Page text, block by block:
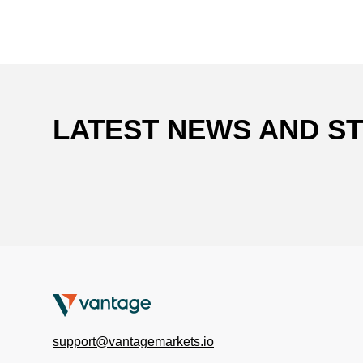
LATEST NEWS AND
support@vantagemarkets.io